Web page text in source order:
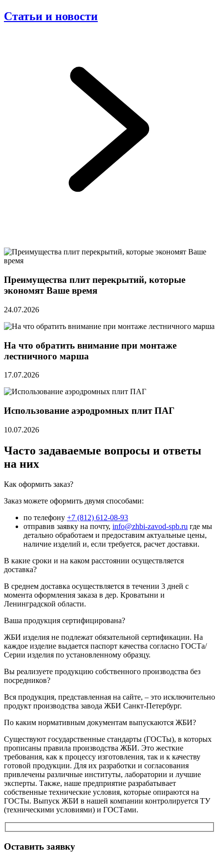
Статьи и новости
Преимущества плит перекрытий, которые
экономят Ваше время
24.07.2026
На что обратить внимание при монтаже
лестничного марша
17.07.2026
Использование аэродромных плит ПАГ
10.07.2026
Часто задаваемые вопросы и ответы
на них
Как оформить заказ?
Заказ можете оформить двумя способами:
по телефону +7 (812) 612-08-93
отправив заявку на почту, info@zhbi-zavod-spb.ru где мы
детально обработаем и предоставим актуальные цены,
наличие изделий и, если требуется, расчет доставки.
В какие сроки и на каком расстоянии осуществляется
доставка?
В среднем доставка осуществляется в течении 3 дней с
момента оформления заказа в дер. Кроватыни и
Ленинградской области.
Ваша продукция сертифицирована?
ЖБИ изделия не подлежат обязательной сертификации. На
каждое изделие выдается паспорт качества согласно ГОСТа/
Серии изделия по установленному образцу.
Вы реализуете продукцию собственного производства без
посредников?
Вся продукция, представленная на сайте, – это исключительно
продукт производства завода ЖБИ Санкт-Петербург.
По каким нормативным документам выпускаются ЖБИ?
Существуют государственные стандарты (ГОСТы), в которых
прописаны правила производства ЖБИ. Это жесткие
требования, как к процессу изготовления, так и к качеству
готовой продукции. Для их разработки и согласования
привлечены различные институты, лаборатории и лучшие
эксперты. Также, наше предприятие разрабатывает
собственные технические условия, которые опираются на
ГОСТы. Выпуск ЖБИ в нашей компании контролируется ТУ
(техническими условиями) и ГОСТами.
Оставить заявку